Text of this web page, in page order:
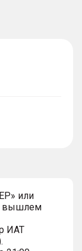
или
вышлем
ИАТ